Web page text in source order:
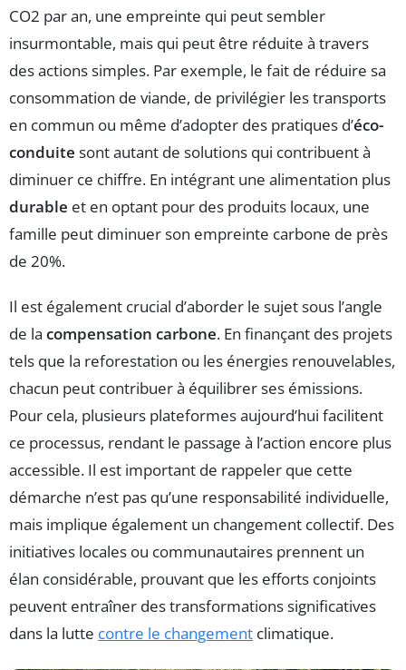
CO2 par an, une empreinte qui peut sembler
insurmontable, mais qui peut être réduite à travers
des actions simples. Par exemple, le fait de réduire sa
consommation de viande, de privilégier les transports
en commun ou même d’adopter des pratiques d’éco-
conduite sont autant de solutions qui contribuent à
diminuer ce chiffre. En intégrant une alimentation plus
durable et en optant pour des produits locaux, une
famille peut diminuer son empreinte carbone de près
de 20%.
Il est également crucial d’aborder le sujet sous l’angle
de la compensation carbone. En finançant des projets
tels que la reforestation ou les énergies renouvelables,
chacun peut contribuer à équilibrer ses émissions.
Pour cela, plusieurs plateformes aujourd’hui facilitent
ce processus, rendant le passage à l’action encore plus
accessible. Il est important de rappeler que cette
démarche n’est pas qu’une responsabilité individuelle,
mais implique également un changement collectif. Des
initiatives locales ou communautaires prennent un
élan considérable, prouvant que les efforts conjoints
peuvent entraîner des transformations significatives
dans la lutte contre le changement climatique.